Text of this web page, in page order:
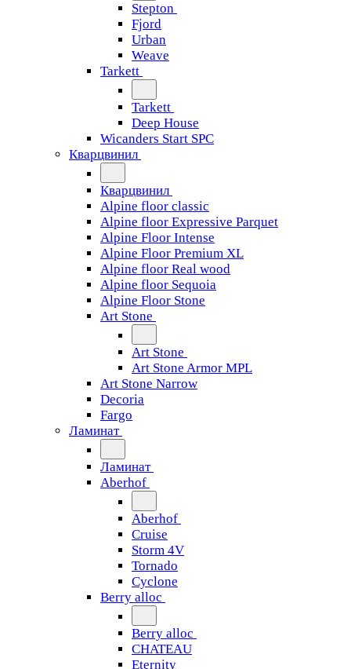
Stepton
Fjord
Urban
Weave
Tarkett
Tarkett
Deep House
Wicanders Start SPC
Кварцвинил
Кварцвинил
Alpine floor classic
Alpine floor Expressive Parquet
Alpine Floor Intense
Alpine Floor Premium XL
Alpine floor Real wood
Alpine floor Sequoia
Alpine Floor Stone
Art Stone
Art Stone
Art Stone Armor MPL
Art Stone Narrow
Decoria
Fargo
Ламинат
Ламинат
Aberhof
Aberhof
Cruise
Storm 4V
Tornado
Сyclone
Berry alloc
Berry alloc
CHATEAU
Eternity